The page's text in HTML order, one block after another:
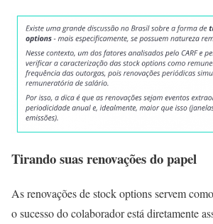
Tirando suas renovações do papel
As renovações de stock options servem
o sucesso do colaborador está diretamente